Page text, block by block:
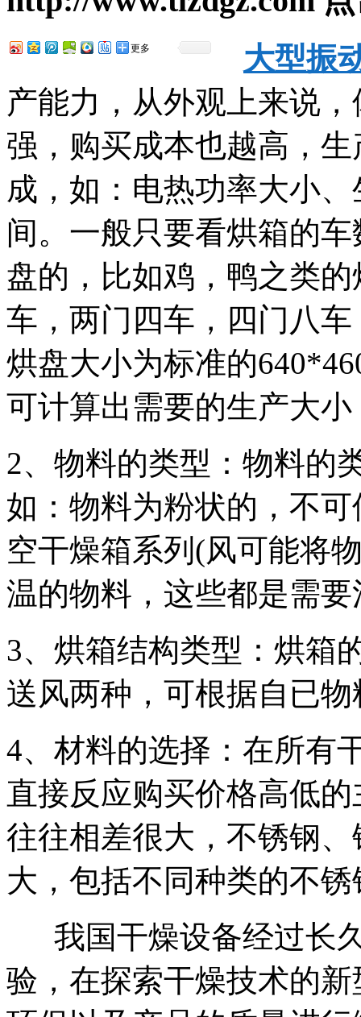
更多
大型振
产能力，从外观上来说
强，购买成本也越高，
成，如：电热功率大小
间。一般只要看烘箱的
盘的，比如鸡，鸭之类
车，两门四车，四门八
烘盘大小为标准的
可计算出需要的生产大
2、物料的类型：物料的
如：物料为粉状的，不
空干燥箱系列(风可能将
温的物料，这些都是需
3、烘箱结构类型：烘箱
送风两种，可根据自已
4、材料的选择：在所有
直接反应购买价格高低
往往相差很大，不锈钢
大，包括不同种类的不
我国干燥设备经过长
验，在探索干燥技术的